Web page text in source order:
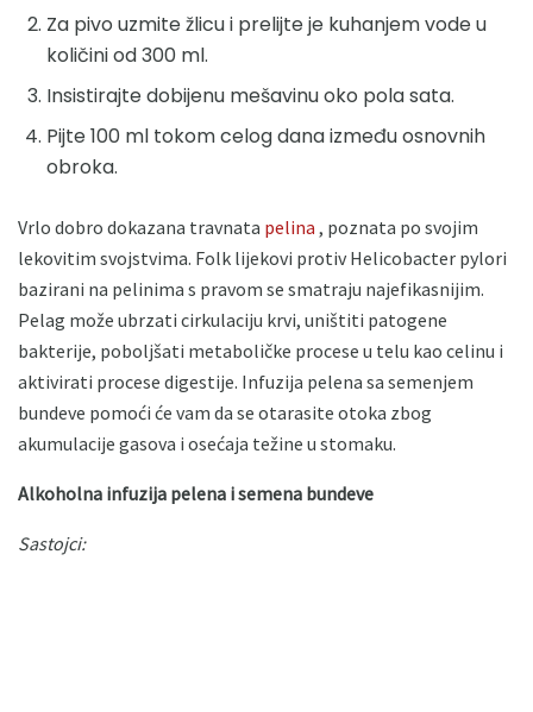
Za pivo uzmite žlicu i prelijte je kuhanjem vode u
količini od 300 ml.
Insistirajte dobijenu mešavinu oko pola sata.
Pijte 100 ml tokom celog dana između osnovnih
obroka.
Vrlo dobro dokazana travnata pelina , poznata po svojim
lekovitim svojstvima. Folk lijekovi protiv Helicobacter pylori
bazirani na pelinima s pravom se smatraju najefikasnijim.
Pelag može ubrzati cirkulaciju krvi, uništiti patogene
bakterije, poboljšati metaboličke procese u telu kao celinu i
aktivirati procese digestije. Infuzija pelena sa semenjem
bundeve pomoći će vam da se otarasite otoka zbog
akumulacije gasova i osećaja težine u stomaku.
Alkoholna infuzija pelena i semena bundeve
Sastojci: